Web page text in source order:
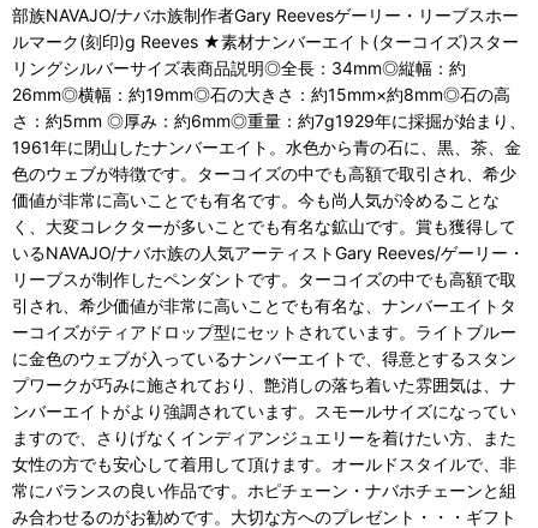
部族NAVAJO/ナバホ族制作者Gary Reevesゲーリー・リーブスホー
ルマーク(刻印)g Reeves ★素材ナンバーエイト(ターコイズ)スター
リングシルバーサイズ表商品説明◎全長：34mm◎縦幅：約
26mm◎横幅：約19mm◎石の大きさ：約15mm×約8mm◎石の高
さ：約5mm ◎厚み：約6mm◎重量：約7g1929年に採掘が始まり、
1961年に閉山したナンバーエイト。水色から青の石に、黒、茶、金
色のウェブが特徴です。ターコイズの中でも高額で取引され、希少
価値が非常に高いことでも有名です。今も尚人気が冷めることな
く、大変コレクターが多いことでも有名な鉱山です。賞も獲得して
いるNAVAJO/ナバホ族の人気アーティストGary Reeves/ゲーリー・
リーブスが制作したペンダントです。ターコイズの中でも高額で取
引され、希少価値が非常に高いことでも有名な、ナンバーエイトタ
ーコイズがティアドロップ型にセットされています。ライトブルー
に金色のウェブが入っているナンバーエイトで、得意とするスタン
プワークが巧みに施されており、艶消しの落ち着いた雰囲気は、ナ
ンバーエイトがより強調されています。スモールサイズになってい
ますので、さりげなくインディアンジュエリーを着けたい方、また
女性の方でも安心して着用して頂けます。オールドスタイルで、非
常にバランスの良い作品です。ホピチェーン・ナバホチェーンと組
み合わせるのがお勧めです。大切な方へのプレゼント・・・ギフト